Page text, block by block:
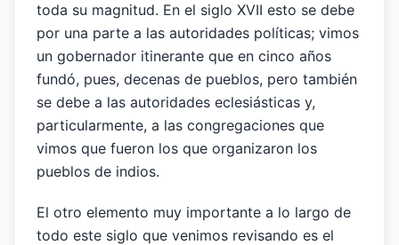
toda su magnitud. En el siglo XVII esto se debe
por una parte a las autoridades políticas; vimos
un gobernador itinerante que en cinco años
fundó, pues, decenas de pueblos, pero también
se debe a las autoridades eclesiásticas y,
particularmente, a las congregaciones que
vimos que fueron los que organizaron los
pueblos de indios.
El otro elemento muy importante a lo largo de
todo este siglo que venimos revisando es el